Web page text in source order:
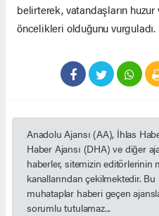
belirterek, vatandaşların
öncelikleri olduğunu vurguladı.
Anadolu Ajansı (AA), İhlas
Haber Ajansı (DHA) ve diğer
haberler, sitemizin editörlerinin
kanallarından çekilmektedir.
muhataplar haberi geçen
sorumlu tutulamaz...